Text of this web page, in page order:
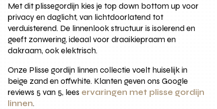
Met dit plissegordijn kies je top down bottom up voor
privacy en daglicht, van lichtdoorlatend tot
verduisterend. De linnenlook structuur is isolerend en
geeft zonwering, ideaal voor draaikiepraam en
dakraam, ook elektrisch.
Onze Plisse gordijn linnen collectie voelt huiselijk in
beige zand en offwhite. Klanten geven ons Google
reviews 5 van 5, lees ervaringen met plisse gordijn
linnen.